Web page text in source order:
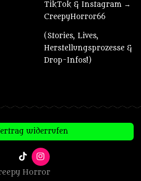
TikTok & Instagram →
CreepyHorror66
(Stories, Lives,
Herstellungsprozesse &
Drop-Infos!)
widerrufen
T
i
k
I
n
s
Horror